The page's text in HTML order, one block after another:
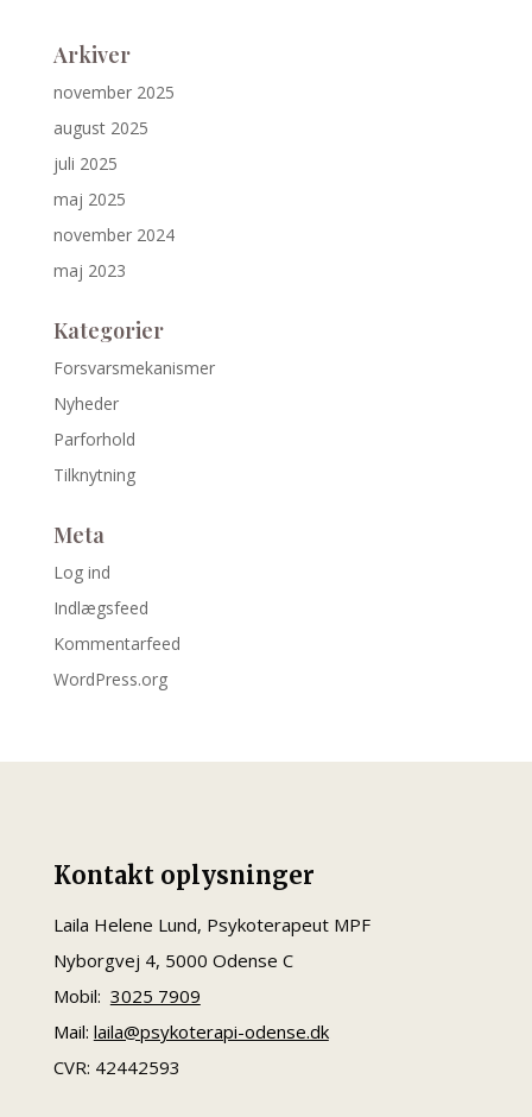
Arkiver
november 2025
august 2025
juli 2025
maj 2025
november 2024
maj 2023
Kategorier
Forsvarsmekanismer
Nyheder
Parforhold
Tilknytning
Meta
Log ind
Indlægsfeed
Kommentarfeed
WordPress.org
Kontakt oplysninger
Laila Helene Lund, Psykoterapeut MPF
Nyborgvej 4, 5000 Odense C
Mobil: 3025 7909
Mail: laila@psykoterapi-odense.dk
CVR: 42442593